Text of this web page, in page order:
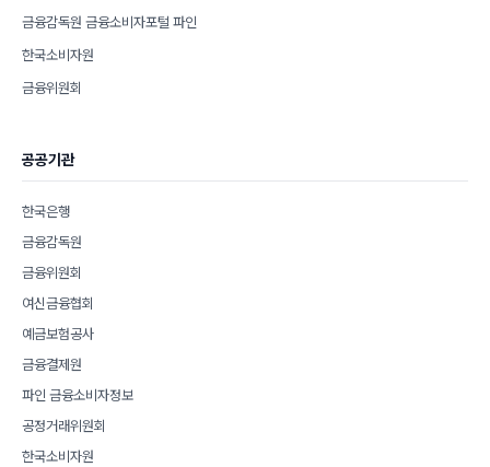
금융감독원 금융소비자포털 파인
한국소비자원
금융위원회
공공기관
한국은행
금융감독원
금융위원회
여신금융협회
예금보험공사
금융결제원
파인 금융소비자정보
공정거래위원회
한국소비자원